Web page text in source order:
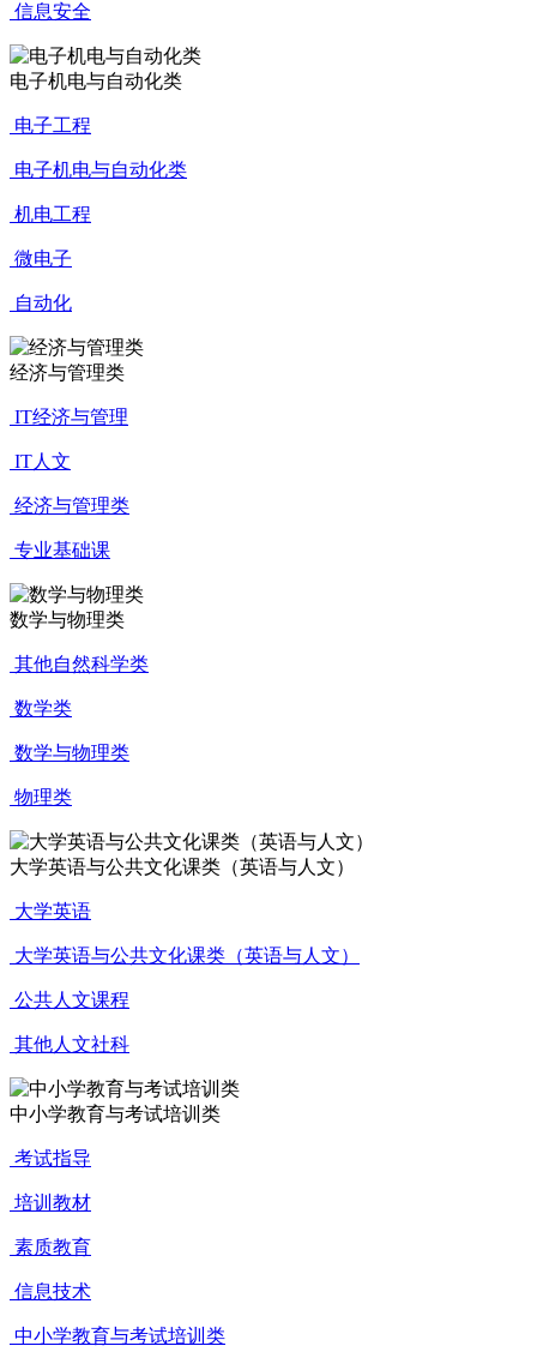
信息安全
电子机电与自动化类
电子工程
电子机电与自动化类
机电工程
微电子
自动化
经济与管理类
IT经济与管理
IT人文
经济与管理类
专业基础课
数学与物理类
其他自然科学类
数学类
数学与物理类
物理类
大学英语与公共文化课类（英语与人文）
大学英语
大学英语与公共文化课类（英语与人文）
公共人文课程
其他人文社科
中小学教育与考试培训类
考试指导
培训教材
素质教育
信息技术
中小学教育与考试培训类